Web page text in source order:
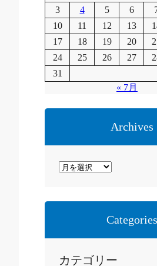
3
4 5 6
10
11 12 13
17
18 19 20
24
25 26 27
31
« 7月
Archives
ア
カ
Categories
カテゴリー